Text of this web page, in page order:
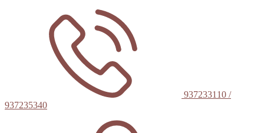
937233110 /
937235340